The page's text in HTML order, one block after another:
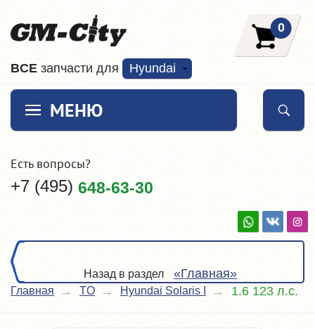
ВCE запчасти для Hyundai
0
МЕНЮ
Есть вопросы?
+7 (495) 648-63-30
Назад в раздел «Главная»
Главная TO Hyundai Solaris I 1.6 123 л.с.